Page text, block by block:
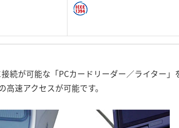
続が可能な「PCカードリーダー／ライター」
速アクセスが可能です。